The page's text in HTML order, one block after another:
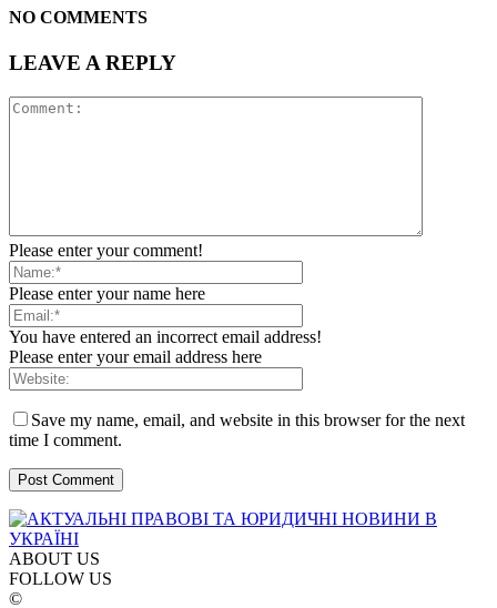
NO COMMENTS
LEAVE A REPLY
Please enter your comment!
Please enter your name here
You have entered an incorrect email address!
Please enter your email address here
Save my name, email, and website in this browser for the next
time I comment.
ABOUT US
FOLLOW US
©